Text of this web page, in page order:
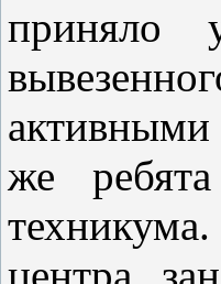
приняло
же
центра